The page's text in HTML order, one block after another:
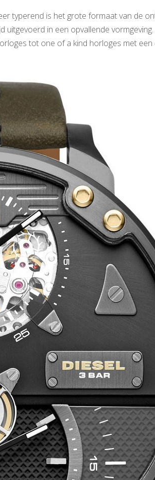
typerend is het grote formaat van de
in een opvallende
tot one of a kind horloges met een